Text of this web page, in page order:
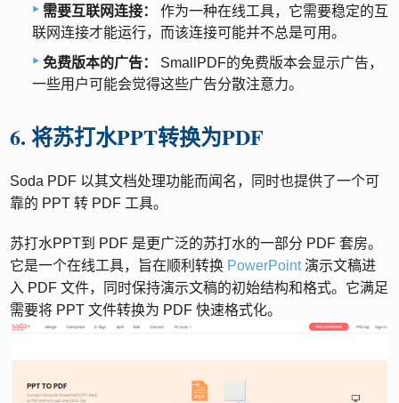
需要互联网连接：
作为一种在线工具，它需要稳定的互
联网连接才能运行，而该连接可能并不总是可用。
免费版本的广告：
SmallPDF的免费版本会显示广告，
一些用户可能会觉得这些广告分散注意力。
6. 将苏打水PPT转换为PDF
Soda PDF 以其文档处理功能而闻名，同时也提供了一个可
靠的 PPT 转 PDF 工具。
苏打水PPT到 PDF 是更广泛的苏打水的一部分 PDF 套房。
它是一个在线工具，旨在顺利转换 PowerPoint演示文稿进
入 PDF 文件，同时保持演示文稿的初始结构和格式。它满足
需要将 PPT 文件转换为 PDF 快速格式化。